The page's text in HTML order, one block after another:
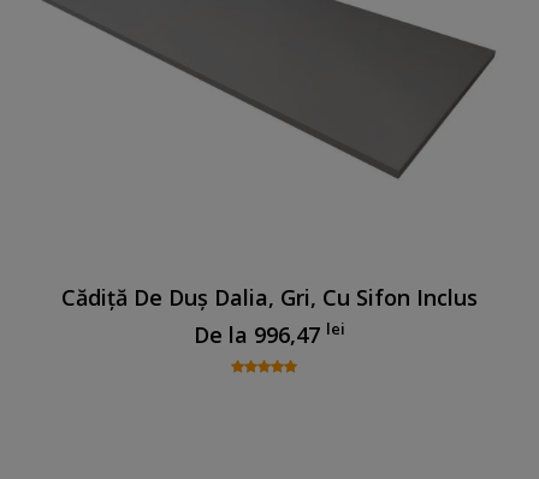
Cădiță De Duș Dalia, Gri, Cu Sifon Inclus
De la 996,47 lei